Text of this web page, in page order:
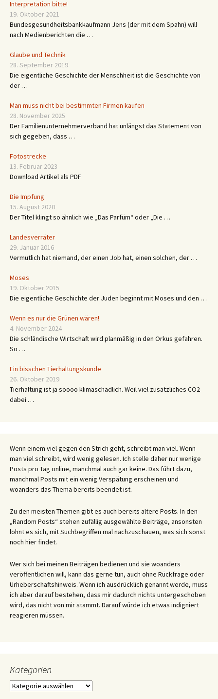
Interpretation bitte!
19. Oktober 2021
Bundesgesundheitsbankkaufmann Jens (der mit dem Spahn) will
nach Medienberichten die …
Glaube und Technik
28. September 2019
Die eigentliche Geschichte der Menschheit ist die Geschichte von
der …
Man muss nicht bei bestimmten Firmen kaufen
28. November 2025
Der Familienunternehmerverband hat unlängst das Statement von
sich gegeben, dass …
Fotostrecke
13. Februar 2023
Download Artikel als PDF
Die Impfung
15. August 2020
Der Titel klingt so ähnlich wie „Das Parfüm“ oder „Die …
Landesverräter
29. Januar 2016
Vermutlich hat niemand, der einen Job hat, einen solchen, der …
Moses
19. Oktober 2015
Die eigentliche Geschichte der Juden beginnt mit Moses und den …
Wenn es nur die Grünen wären!
4. November 2024
Die schländische Wirtschaft wird planmäßig in den Orkus gefahren.
So …
Ein bisschen Tierhaltungskunde
26. Oktober 2019
Tierhaltung ist ja soooo klimaschädlich. Weil viel zusätzliches CO2
dabei …
Wenn einem viel gegen den Strich geht, schreibt man viel. Wenn
man viel schreibt, wird wenig gelesen. Ich stelle daher nur wenige
Posts pro Tag online, manchmal auch gar keine. Das führt dazu,
manchmal Posts mit ein wenig Verspätung erscheinen und
woanders das Thema bereits beendet ist.
Zu den meisten Themen gibt es auch bereits ältere Posts. In den
„Random Posts“ stehen zufällig ausgewählte Beiträge, ansonsten
lohnt es sich, mit Suchbegriffen mal nachzuschauen, was sich sonst
noch hier findet.
Wer sich bei meinen Beiträgen bedienen und sie woanders
veröffentlichen will, kann das gerne tun, auch ohne Rückfrage oder
Urheberschaftshinweis. Wenn ich ausdrücklich genannt werde, muss
ich aber darauf bestehen, dass mir dadurch nichts untergeschoben
wird, das nicht von mir stammt. Darauf würde ich etwas indigniert
reagieren müssen.
Kategorien
Kategorien